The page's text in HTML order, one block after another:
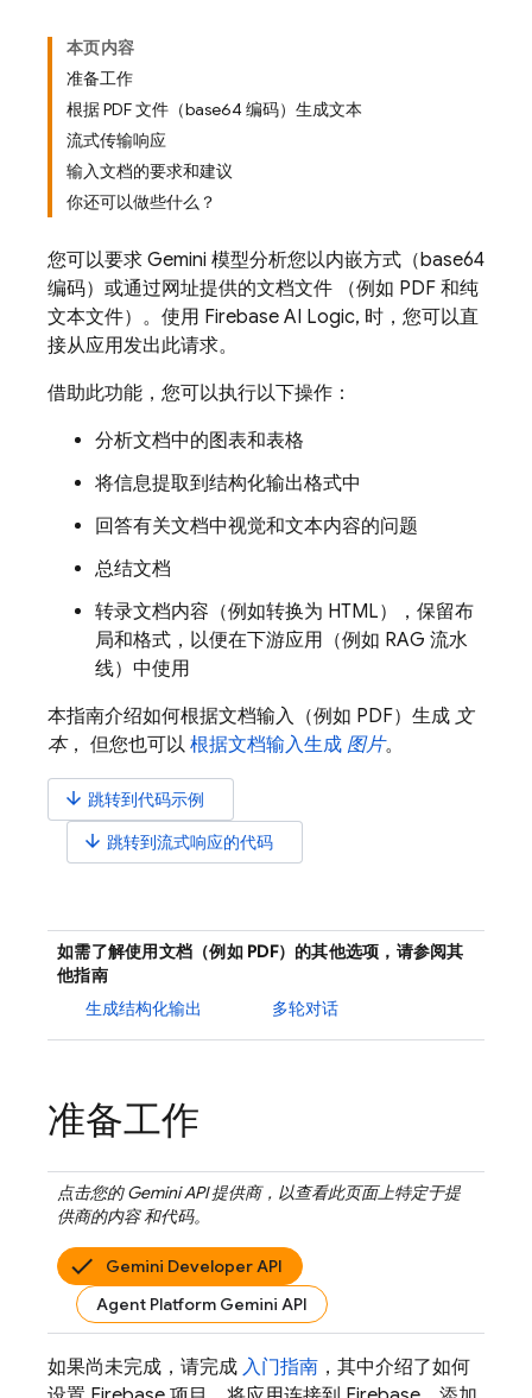
本页内容
准备工作
根据 PDF 文件（base64 编码）生成文本
流式传输响应
输入文档的要求和建议
你还可以做些什么？
您可以要求 Gemini 模型分析您以内嵌方式（base64
编码）或通过网址提供的文档文件 （例如 PDF 和纯
文本文件）。使用 Firebase AI Logic, 时，您可以直
接从应用发出此请求。
借助此功能，您可以执行以下操作：
分析文档中的图表和表格
将信息提取到结构化输出格式中
回答有关文档中视觉和文本内容的问题
总结文档
转录文档内容（例如转换为 HTML），保留布
局和格式，以便在下游应用（例如 RAG 流水
线）中使用
本指南介绍如何根据文档输入（例如 PDF）生成 文
本， 但您也可以 根据文档输入生成 图片。
arrow_downward 跳转到代码示例
arrow_downward 跳转到流式响应的代码
如需了解使用文档（例如 PDF）的其他选项，请参阅其
他指南
生成结构化输出
多轮对话
准备工作
点击您的Gemini API提供商，以查看此页面上特定于提
供商的内容 和代码。
Gemini Developer API
Agent Platform Gemini API
如果尚未完成，请完成 入门指南 ，其中介绍了如何